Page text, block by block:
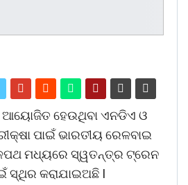
ଆୟୋଜିତ ହେଉଥିବା ଏନଡିଏ ଓ
ପାଇଁ ଭାରତୀୟ ରେଳବାଇ
ମଧ୍ୟରେ ସ୍ୱତନ୍ତ୍ର ଟ୍ରେନ
ସ୍ଥିର କରାଯାଇଅଛି I